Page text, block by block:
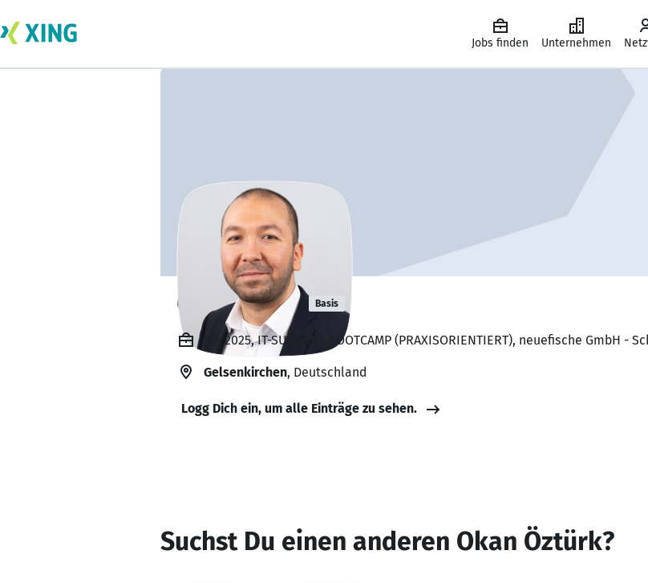
Jobs finden Unternehmen
Okan Öztürk Basis
Bis 2025, IT-SUPPORT BOOTCAMP (PRAXISORIENTIERT), neuefische GmbH
Gelsenkirchen, Deutschland
Logg Dich ein, um alle Einträge zu sehen.
Suchst Du einen anderen Okan Öztürk?